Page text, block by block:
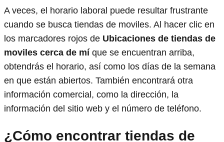
A veces, el horario laboral puede resultar frustrante
cuando se busca tiendas de moviles. Al hacer clic en
los marcadores rojos de Ubicaciones de tiendas de
moviles cerca de mí que se encuentran arriba,
obtendrás el horario, así como los días de la semana
en que están abiertos. También encontrará otra
información comercial, como la dirección, la
información del sitio web y el número de teléfono.
¿Cómo encontrar tiendas de